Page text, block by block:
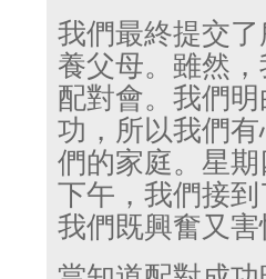
我們最終提交
養父母。雖然
配對會。我們
功，所以我們
們的家庭。星
下午，我們接
我們既興奮又害